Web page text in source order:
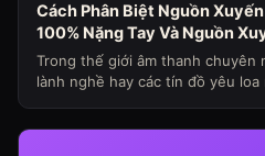
Cách Phân Biệt Nguồn
100% Nặng Tay Và Nguồn
Nhanh Nóng Sụt Áp Cho Loa
Ngày 341)
Trong thế giới âm thanh chuyên
lành nghề hay các tín đồ yêu loa